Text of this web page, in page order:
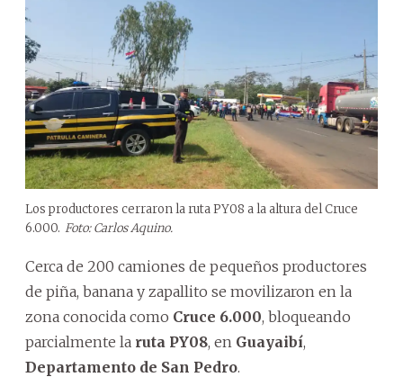
Los productores cerraron la ruta PY08 a la altura del Cruce
6.000. Foto: Carlos Aquino.
Cerca de 200 camiones de pequeños productores
de piña, banana y zapallito se movilizaron en la
zona conocida como Cruce 6.000, bloqueando
parcialmente la ruta PY08, en Guayaibí,
Departamento de San Pedro.